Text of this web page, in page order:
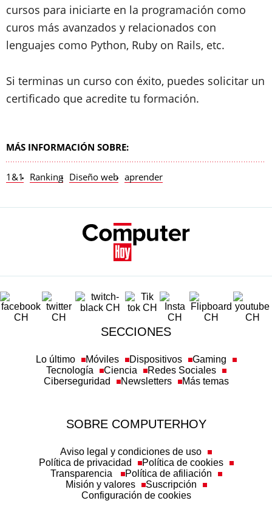
cursos para iniciarte en la programación como
curos más avanzados y relacionados con
lenguajes como Python, Ruby on Rails, etc.
Si terminas un curso con éxito, puedes solicitar un
certificado que acredite tu formación.
MÁS INFORMACIÓN SOBRE:
1&1 Ranking Diseño web aprender
SECCIONES
Lo último Móviles Dispositivos
Gaming
Tecnología
Ciencia
Redes Sociales
Ciberseguridad
Newsletters Más temas
SOBRE COMPUTERHOY
Aviso legal y condiciones de uso
Política de privacidad
Política de cookies
Transparencia
Política de afiliación
Misión y valores
Suscripción
Configuración de cookies